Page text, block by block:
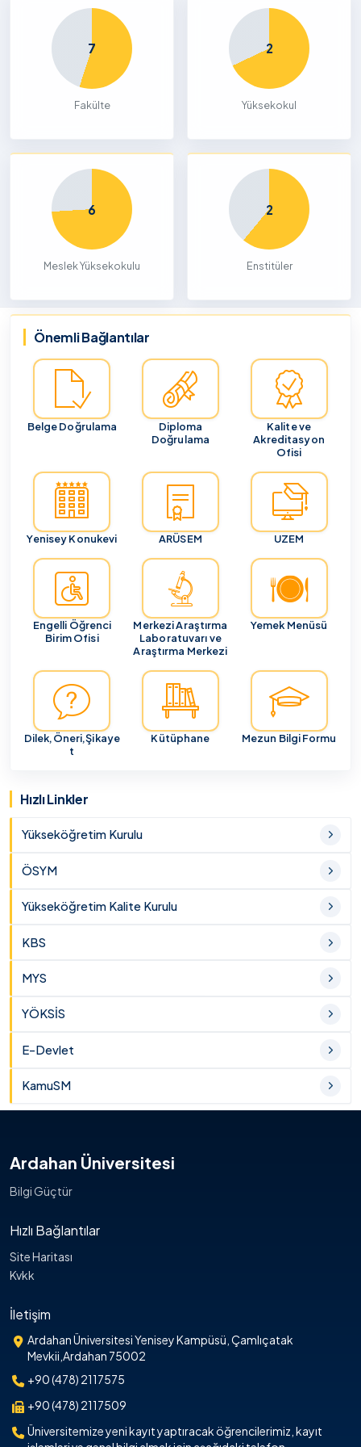
7
Fakülte
2
Yüksekokul
6
Meslek Yüksekokulu
2
Enstitüler
Önemli Bağlantılar
Belge Doğrulama
Diploma
Doğrulama
Kalite ve
Akreditasyon
Ofisi
Yenisey Konukevi ARÜSEM UZEM
Engelli Öğrenci
Birim Ofisi
Merkezi Araştırma
Laboratuvarı ve
Araştırma Merkezi
Yemek Menüsü
Dilek,Öneri,Şikaye
t
Kütüphane Mezun Bilgi Formu
Hızlı Linkler
Yükseköğretim Kurulu
ÖSYM
Yükseköğretim Kalite Kurulu
KBS
MYS
YÖKSİS
E-Devlet
KamuSM
Ardahan Üniversitesi
Bilgi Güçtür
Hızlı Bağlantılar
Site Haritası
Kvkk
İletişim
Ardahan Üniversitesi Yenisey Kampüsü, Çamlıçatak
Mevkii,Ardahan 75002
+90 (478) 2117575
+90 (478) 2117509
Üniversitemize yeni kayıt yaptıracak öğrencilerimiz, kayıt